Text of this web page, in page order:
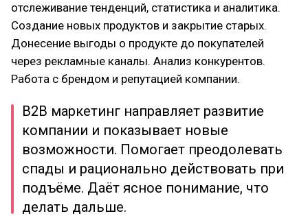
отслеживание тенденций, статистика и аналитика.
Создание новых продуктов и закрытие старых.
Донесение выгоды о продукте до покупателей
через рекламные каналы. Анализ конкурентов.
Работа с брендом и репутацией компании.
B2B маркетинг направляет развитие
компании и показывает новые
возможности. Помогает преодолевать
спады и рационально действовать при
подъёме. Даёт ясное понимание, что
делать дальше.